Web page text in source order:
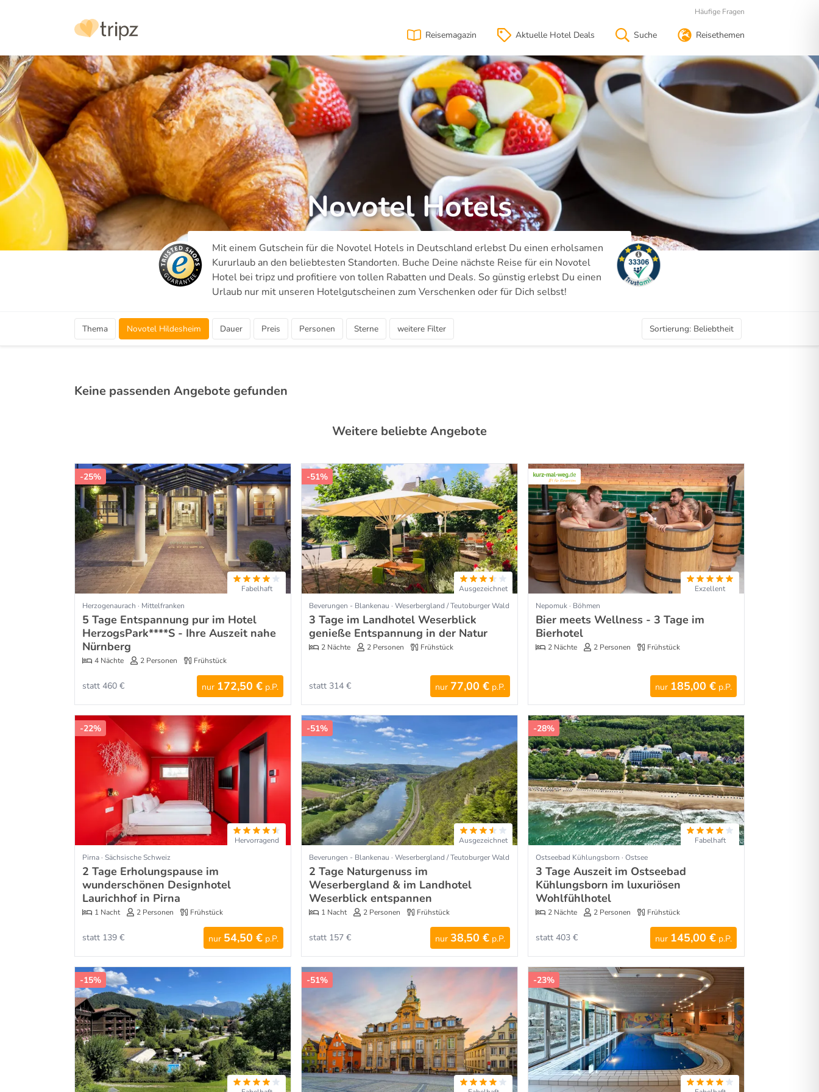
Reisemagazin Aktuelle Hotel Deals Suche Reisethemen
Häufige Fragen
Novotel Hotels
Mit einem Gutschein für die Novotel Hotels in Deutschland erlebst Du einen erholsamen
Kururlaub an den beliebtesten Standorten. Buche Deine nächste Reise für ein Novotel
Hotel bei tripz und profitiere von tollen Rabatten und Deals. So günstig erlebst Du einen
Urlaub nur mit unseren Hotelgutscheinen zum Verschenken oder für Dich selbst!
Thema Novotel Hildesheim Dauer Preis Personen Sterne weitere Filter Sortierung: Beliebtheit
Keine passenden Angebote gefunden
Weitere beliebte Angebote
-25%
Fabelhaft
Herzogenaurach · Mittelfranken
5 Tage Entspannung pur im Hotel
HerzogsPark****S - Ihre Auszeit nahe
Nürnberg
4 Nächte 2 Personen Frühstück
nur 172,50 € p.P.
statt 460 €
-51%
Ausgezeichnet
Beverungen - Blankenau · Weserbergland / Teutoburger Wald
3 Tage im Landhotel Weserblick
genieße Entspannung in der Natur
2 Nächte 2 Personen Frühstück
nur 77,00 € p.P.
statt 314 €
Exzellent
Nepomuk · Böhmen
Bier meets Wellness - 3 Tage im
Bierhotel
2 Nächte 2 Personen Frühstück
nur 185,00 € p.P.
-22%
Hervorragend
Pirna · Sächsische Schweiz
2 Tage Erholungspause im
wunderschönen Designhotel
Laurichhof in Pirna
1 Nacht 2 Personen Frühstück
nur 54,50 € p.P.
statt 139 €
-51%
Ausgezeichnet
Beverungen - Blankenau · Weserbergland / Teutoburger Wald
2 Tage Naturgenuss im
Weserbergland & im Landhotel
Weserblick entspannen
1 Nacht 2 Personen Frühstück
nur 38,50 € p.P.
statt 157 €
-28%
Fabelhaft
Ostseebad Kühlungsborn · Ostsee
3 Tage Auszeit im Ostseebad
Kühlungsborn im luxuriösen
Wohlfühlhotel
2 Nächte 2 Personen Frühstück
nur 145,00 € p.P.
statt 403 €
-15% -51% -23%